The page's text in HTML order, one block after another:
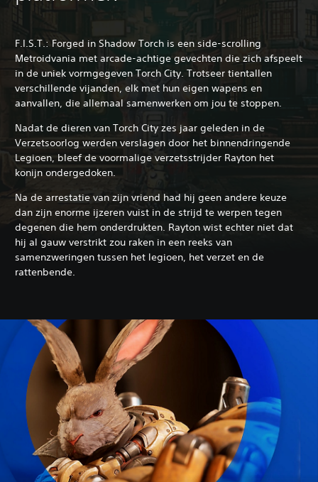
F.I.S.T.: Forged in Shadow Torch is een side-scrolling
Metroidvania met arcade-achtige gevechten die zich afspeelt
in de uniek vormgegeven Torch City. Trotseer tientallen
verschillende vijanden, elk met hun eigen wapens en
aanvallen, die allemaal samenwerken om jou te stoppen.
Nadat de dieren van Torch City zes jaar geleden in de
Verzetsoorlog werden verslagen door het binnendringende
Legioen, bleef de voormalige verzetsstrijder Rayton het
konijn ondergedoken.
Na de arrestatie van zijn vriend had hij geen andere keuze
dan zijn enorme ijzeren vuist in de strijd te werpen tegen
degenen die hem onderdrukten. Rayton wist echter niet dat
hij al gauw verstrikt zou raken in een reeks van
samenzweringen tussen het legioen, het verzet en de
rattenbende.